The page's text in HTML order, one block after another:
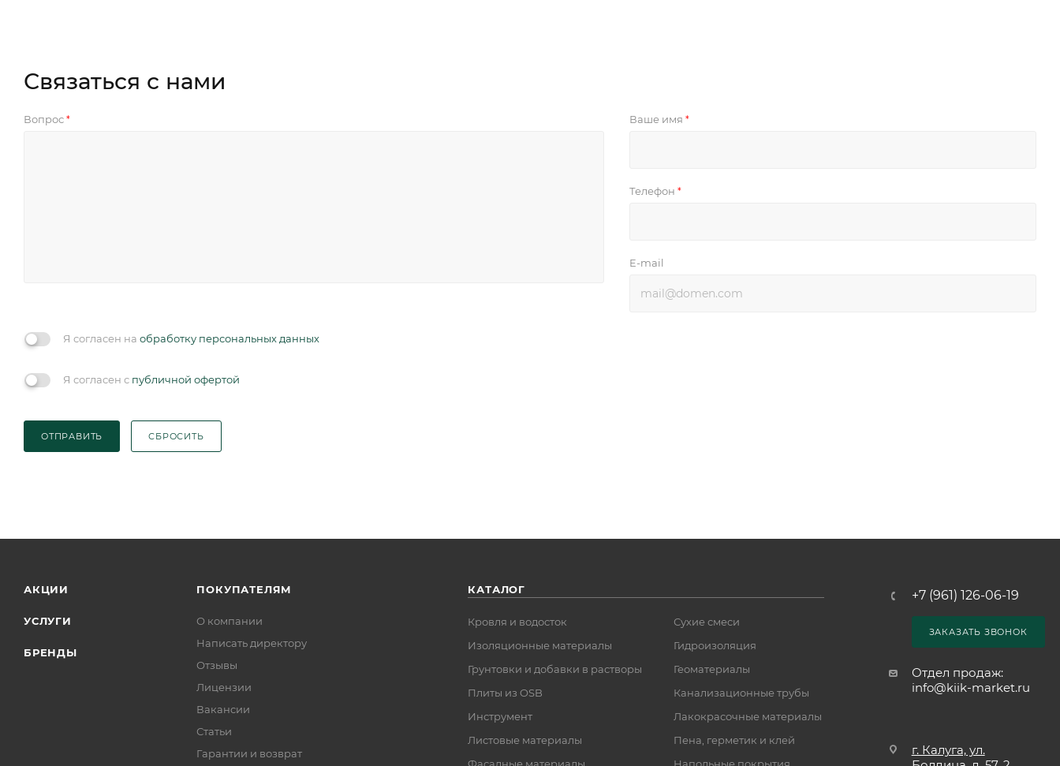
Связаться с нами
Вопрос * Ваше имя *
Телефон *
E-mail
Я согласен на обработку персональных данных
Я согласен с публичной офертой
ОТПРАВИТЬ СБРОСИТЬ
АКЦИИ
УСЛУГИ
БРЕНДЫ
ПОКУПАТЕЛЯМ
О компании
Написать директору
Отзывы
Лицензии
Вакансии
Статьи
Гарантии и возврат
КАТАЛОГ
Кровля и водосток
Сухие смеси
Изоляционные материалы
Гидроизоляция
Грунтовки и добавки в растворы
Геоматериалы
Плиты из OSB
Канализационные трубы
Инструмент
Лакокрасочные материалы
Листовые материалы
Пена, герметик и клей
+7 (961) 126-06-19
ЗАКАЗАТЬ ЗВОНОК
Отдел продаж:
info@kiik-market.ru
г. Калуга, ул.